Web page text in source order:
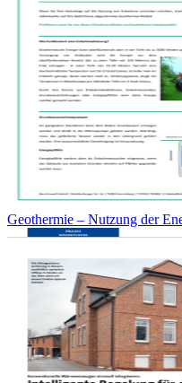
Geothermie – Nutzung der